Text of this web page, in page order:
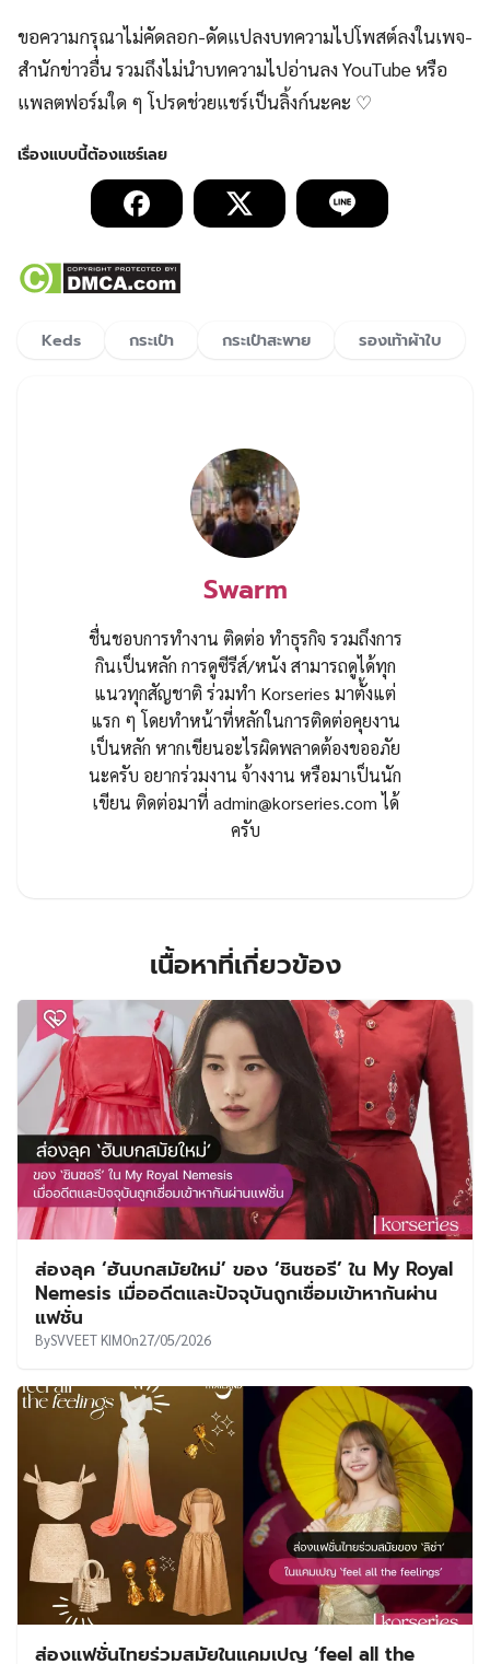
ขอความกรุณาไม่คัดลอก-ดัดแปลงบทความไปโพสต์ลงในเพจ-
สำนักข่าวอื่น รวมถึงไม่นำบทความไปอ่านลง YouTube หรือ
แพลตฟอร์มใด ๆ โปรดช่วยแชร์เป็นลิ้งก์นะคะ ♡
Keds กระเป๋า กระเป๋าสะพาย รองเท้าผ้าใบ
Swarm
ชื่นชอบการทำงาน ติดต่อ ทำธุรกิจ รวมถึงการ
กินเป็นหลัก การดูซีรีส์/หนัง สามารถดูได้ทุก
แนวทุกสัญชาติ ร่วมทำ Korseries มาตั้งแต่
แรก ๆ โดยทำหน้าที่หลักในการติดต่อคุยงาน
เป็นหลัก หากเขียนอะไรผิดพลาดต้องขออภัย
นะครับ อยากร่วมงาน จ้างงาน หรือมาเป็นนัก
เขียน ติดต่อมาที่ admin@korseries.comได้
ครับ
เนื้อหาที่เกี่ยวข้อง
ส่องลุค ‘ฮันบกสมัยใหม่’ ของ ‘ชินซอรี’ ใน My Royal
Nemesis เมื่ออดีตและปัจจุบันถูกเชื่อมเข้าหากันผ่าน
แฟชั่น
BySVVEET KIMOn27/05/2026
ส่องแฟชั่นไทยร่วมสมัยในแคมเปญ ‘feel all the